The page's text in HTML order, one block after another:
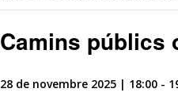
Camins públics
28 de novembre 2025 | 18:00 -